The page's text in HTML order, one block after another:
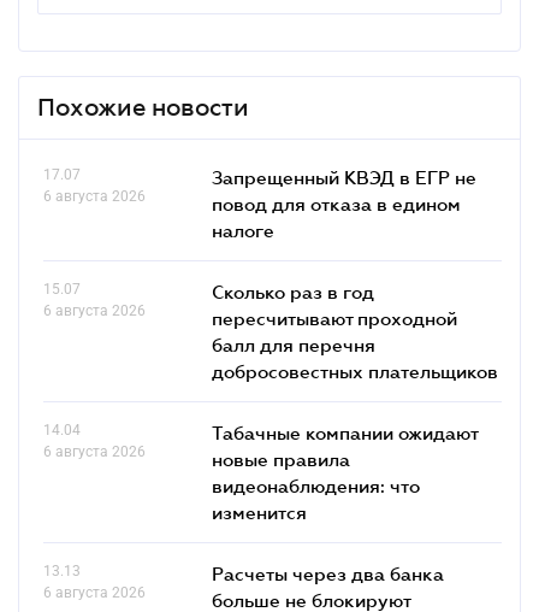
Похожие новости
17.07
6 августа 2026
Запрещенный КВЭД в ЕГР не
повод для отказа в едином
налоге
15.07
6 августа 2026
Сколько раз в год
пересчитывают проходной
балл для перечня
добросовестных плательщиков
14.04
6 августа 2026
Табачные компании ожидают
новые правила
видеонаблюдения: что
изменится
13.13
6 августа 2026
Расчеты через два банка
больше не блокируют